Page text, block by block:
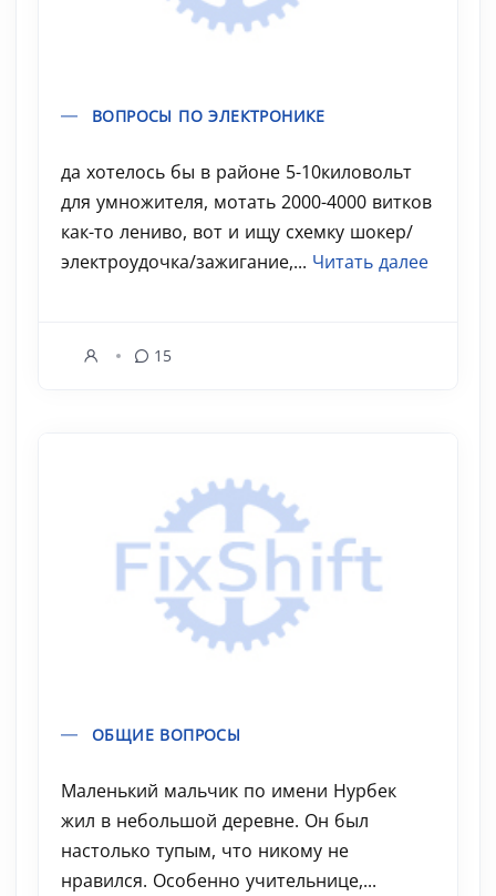
ВОПРОСЫ ПО ЭЛЕКТРОНИКЕ
да хотелось бы в районе 5-10киловольт
для умножителя, мотать 2000-4000 витков
как-то лениво, вот и ищу схемку шокер/
электроудочка/зажигание,... Читать далее
15
ОБЩИЕ ВОПРОСЫ
Маленький мальчик по имени Нурбек
жил в небольшой деревне. Он был
настолько тупым, что никому не
нравился. Особенно учительнице,...